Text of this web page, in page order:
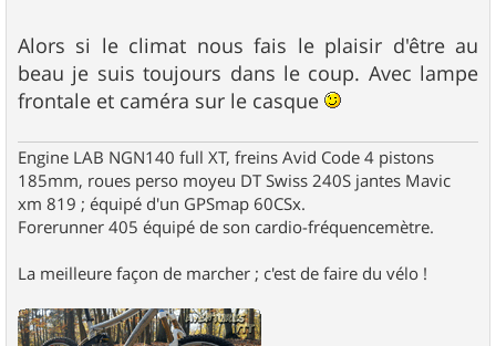
Alors si le climat nous fais le plaisir d'être au
beau je suis toujours dans le coup. Avec lampe
frontale et caméra sur le casque
Engine LAB NGN140 full XT, freins Avid Code 4 pistons
185mm, roues perso moyeu DT Swiss 240S jantes Mavic
xm 819 ; équipé d'un GPSmap 60CSx.
Forerunner 405 équipé de son cardio-fréquencemètre.
La meilleure façon de marcher ; c'est de faire du vélo !